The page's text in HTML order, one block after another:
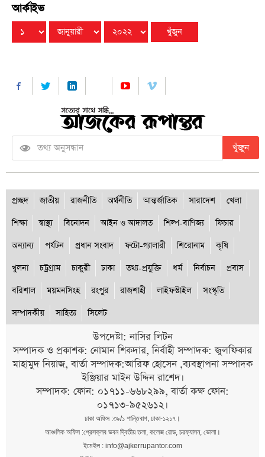
আর্কাইভ
খুঁজুন
প্রচ্ছদ জাতীয় রাজনীতি অর্থনীতি আন্তর্জাতিক সারাদেশ
খেলা
শিক্ষা
স্বাস্থ্য বিনোদন আইন ও আদালত শিল্প-বাণিজ্য
ফিচার
অন্যান্য
পর্যটন প্রধান সংবাদ ফটো-গ্যালারী শিরোনাম
কৃষি
খুলনা
চট্রগ্রাম চাকুরী ঢাকা তথ্য-প্রযুক্তি ধর্ম নির্বাচন
প্রবাস
বরিশাল
ময়মনসিংহ রংপুর রাজশাহী লাইফস্টাইল
সংস্কৃতি
সম্পাদকীয়
সাহিত্য সিলেট
উপদেষ্টা: নাসির লিটন
সম্পাদক ও প্রকাশক: নোমান শিকদার, নির্বাহী সম্পাদক: জুলফিকার
মাহামুদ নিয়াজ, বার্তা সম্পাদক:আরিফ হোসেন ,ব্যবস্থাপনা সম্পাদক
ইঞ্জিয়ার মাইন উদ্দিন রাশেদ।
সম্পাদক: ফোন: ০১৭১১-৬৬৮২৯৯, বার্তা কক্ষ ফোন:
০১৭১৩-৯৫২৬১২।
ঢাকা অফিস :৩৯/১ শান্তিবাগ, ঢাকা-১২১৭।
আঞ্চলিক অফিস :প্রেসক্লব ভবন দ্বিতীয় তলা, কলেজ রোড, চরফ্যাসন, ভোলা।
ইমেইল : info@ajkerrupantor.com